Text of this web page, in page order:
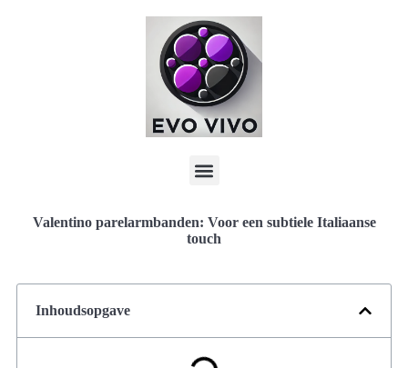
Valentino parelarmbanden: Voor een subtiele Italiaanse
touch
Inhoudsopgave